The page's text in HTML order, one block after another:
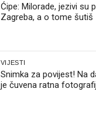
Ćipe: Milorade, jezivi su
Zagreba, a o tome šutiš
VIJESTI
Snimka za povijest! Na
je čuvena ratna